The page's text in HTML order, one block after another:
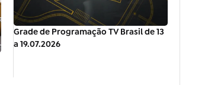
Grade de Programação TV Brasil de 13
a 19.07.2026